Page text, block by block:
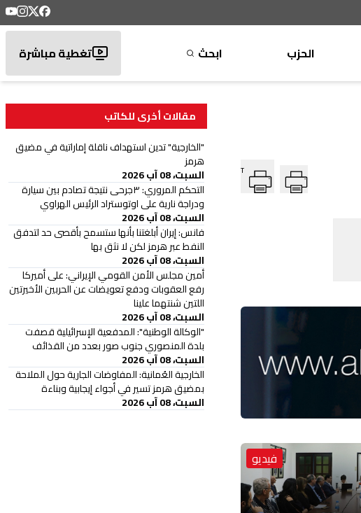
الحزب ابحث تغطية مباشرة
T
فيديو
مقالات أخرى للكاتب
"الخارجية" تدين استهداف ناقلة إماراتية في مضيق
هرمز
السبت، 08 آب 2026
التحكم المروري: ٣جرحى نتيجة تصادم بين سيارة
ودراجة نارية على اوتوستراد الرئيس الهراوي
السبت، 08 آب 2026
‏فانس: إيران أبلغتنا بأنها ستسمح بأقصى حد لتدفق
النفط عبر هرمز لكن لا نثق بها
السبت، 08 آب 2026
أمين مجلس الأمن القومي الإيراني: على أميركا
رفع العقوبات ودفع تعويضات عن الحربين الأخيرتين
اللتين شنتهما علينا
السبت، 08 آب 2026
"الوكالة الوطنية": المدفعية الإسرائيلية قصفت
بلدة المنصوري جنوب صور بعدد من القذائف
السبت، 08 آب 2026
الخارجية العُمانية: المفاوضات الجارية حول الملاحة
بمضيق هرمز تسير في أجواء إيجابية وبناءة
السبت، 08 آب 2026